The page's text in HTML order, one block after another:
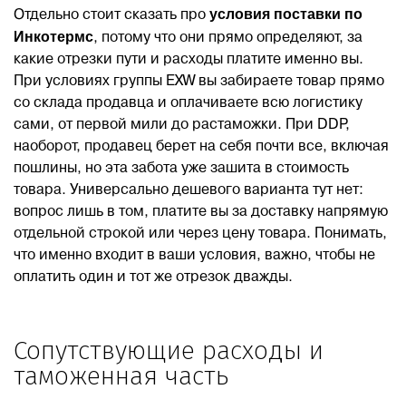
Отдельно стоит сказать про условия поставки по
Инкотермс, потому что они прямо определяют, за
какие отрезки пути и расходы платите именно вы.
При условиях группы EXW вы забираете товар прямо
со склада продавца и оплачиваете всю логистику
сами, от первой мили до растаможки. При DDP,
наоборот, продавец берет на себя почти все, включая
пошлины, но эта забота уже зашита в стоимость
товара. Универсально дешевого варианта тут нет:
вопрос лишь в том, платите вы за доставку напрямую
отдельной строкой или через цену товара. Понимать,
что именно входит в ваши условия, важно, чтобы не
оплатить один и тот же отрезок дважды.
Сопутствующие расходы и
таможенная часть